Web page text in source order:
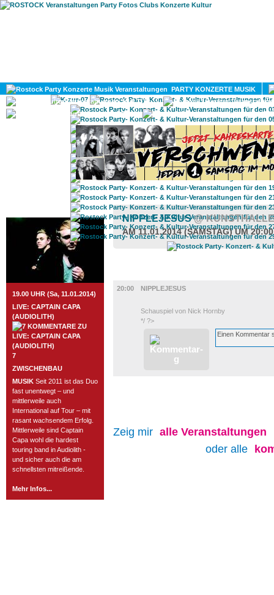
PARTY KONZERTE MUSIK
KULTUR
GAY
ROSTOCK TAGESTIPP
19.00 UHR (Sa, 11.01.2014)
LIVE: CAPTAIN CAPA
(AUDIOLITH)
7
ZWISCHENBAU
MUSIK Seit 2011 ist das Duo
fast unentwegt – und
mittlerweile auch
International auf Tour – mit
rasant wachsendem Erfolg.
Mittlerweile sind Captain
Capa wohl die hardest
touring band in Audiolith -
und sicher auch die am
schnellsten mitreißende.
Mehr Infos...
NIPPLEJESUS@
AM 11.01.2014 (SAMSTAG) UM
20:00
NIPPLEJESUS
Schauspiel von Nick Hornby
*/ ?>
Zeig mir alle Veranstaltungen
oder alle